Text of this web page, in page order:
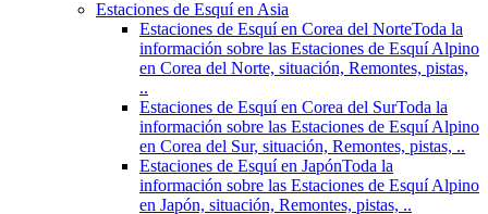
Estaciones de Esquí en Asia
Estaciones de Esquí en Corea del NorteToda la
información sobre las Estaciones de Esquí Alpino
en Corea del Norte, situación, Remontes, pistas,
..
Estaciones de Esquí en Corea del SurToda la
información sobre las Estaciones de Esquí Alpino
en Corea del Sur, situación, Remontes, pistas, ..
Estaciones de Esquí en JapónToda la
información sobre las Estaciones de Esquí Alpino
en Japón, situación, Remontes, pistas, ..